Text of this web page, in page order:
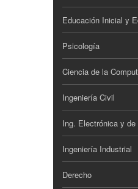
Educación Inicial y
Psicología
Ciencia de la
Ingeniería Civil
Ing. Electrónica y
Ingeniería Industrial
Derecho